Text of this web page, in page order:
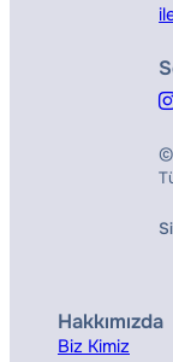
Hakkımızda
Biz Kimiz